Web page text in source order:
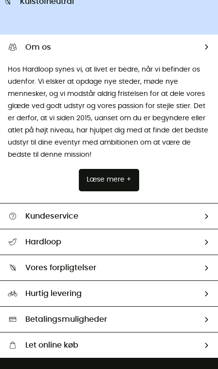
Om os
Hos Hardloop synes vi, at livet er bedre, når vi befinder os
udenfor. Vi elsker at opdage nye steder, møde nye
mennesker, og vi modstår aldrig fristelsen for at dele vores
glæde ved godt udstyr og vores passion for stejle stier. Det
er derfor, at vi siden 2015, uanset om du er begyndere eller
atlet på højt niveau, har hjulpet dig med at finde det bedste
udstyr til dine eventyr med ambitionen om at være de
bedste til denne mission!
Læse mere +
Kundeservice
Returnering & Tilbagebetaling
Hardloop
Our ambassadors
Vores forpligtelser
Second hand
HardGreen Udvalg
Hurtig levering
Betalingsmuligheder
Let online køb